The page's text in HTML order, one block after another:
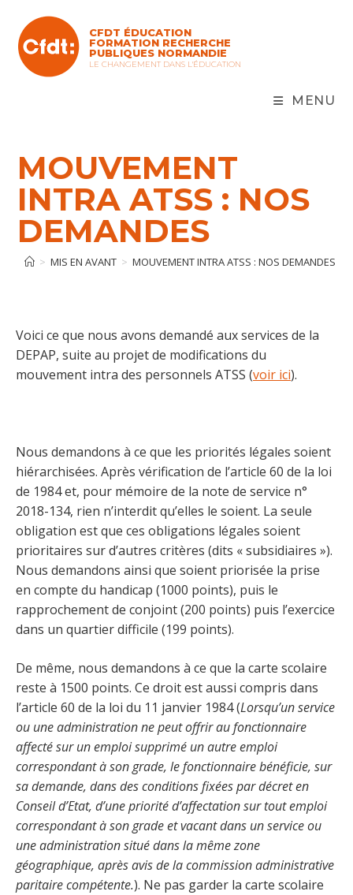
content
CFDT ÉDUCATION
FORMATION RECHERCHE
PUBLIQUES NORMANDIE
LE CHANGEMENT DANS L'ÉDUCATION
MENU
MOUVEMENT
INTRA ATSS : NOS
DEMANDES
> MIS EN AVANT > MOUVEMENT INTRA ATSS : NOS DEMANDES
Voici ce que nous avons demandé aux services de la
DEPAP, suite au projet de modifications du
mouvement intra des personnels ATSS (voir ici).
Nous demandons à ce que les priorités légales soient
hiérarchisées. Après vérification de l’article 60 de la loi
de 1984 et, pour mémoire de la note de service n°
2018-134, rien n’interdit qu’elles le soient. La seule
obligation est que ces obligations légales soient
prioritaires sur d’autres critères (dits « subsidiaires »).
Nous demandons ainsi que soient priorisée la prise
en compte du handicap (1000 points), puis le
rapprochement de conjoint (200 points) puis l’exercice
dans un quartier difficile (199 points).
De même, nous demandons à ce que la carte scolaire
reste à 1500 points. Ce droit est aussi compris dans
l’article 60 de la loi du 11 janvier 1984 (Lorsqu’un service
ou une administration ne peut offrir au fonctionnaire
affecté sur un emploi supprimé un autre emploi
correspondant à son grade, le fonctionnaire bénéficie, sur
sa demande, dans des conditions fixées par décret en
Conseil d’Etat, d’une priorité d’affectation sur tout emploi
correspondant à son grade et vacant dans un service ou
une administration situé dans la même zone
géographique, après avis de la commission administrative
paritaire compétente.). Ne pas garder la carte scolaire